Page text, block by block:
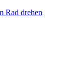
Rad drehen